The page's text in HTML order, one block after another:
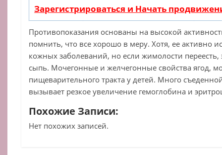
Зарегистрироваться и Начать
Противопоказания основаны на высокой
помнить, что все хорошо в меру. Хотя, ее активно
кожных заболеваний, но если жимолости
сыпь. Мочегонные и желчегонные свойства ягод,
пищеварительного тракта у детей. Много
вызывает резкое увеличение гемоглобина и
Похожие Записи:
Нет похожих записей.